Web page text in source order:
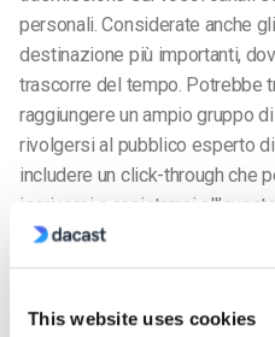
This website uses cookies
personali. Considerate anche
destinazione più importanti,
trascorre del tempo. Potrebbe
raggiungere un ampio gruppo
rivolgersi al pubblico esperto
includere un click-through che
iscriversi e registrarsi
per poter monitorare la
vostro messaggio.
2- Mandare in syndication il